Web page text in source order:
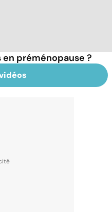
préménopause ?